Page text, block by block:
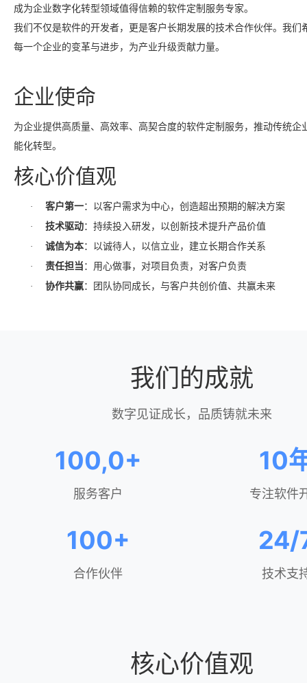
成为企业数字化转型领域值得信赖的软件定制服务专家。
我们不仅是软件的开发者，更是客户长期发展的技术合作伙伴。我们
每一个企业的变革与进步，为产业升级贡献力量。
企业使命
为企业提供高质量、高效率、高契合度的软件定制服务，推动传统企
能化转型。
核心价值观
· 客户第一：以客户需求为中心，创造超出预期的解决方案
· 技术驱动：持续投入研发，以创新技术提升产品价值
· 诚信为本：以诚待人，以信立业，建立长期合作关系
· 责任担当 ：用心做事，对项目负责，对客户负责
· 协作共赢：团队协同成长，与客户共创价值、共赢未来
我们的成就
数字见证成长，品质铸就未来
100,0+
服务客户
10
专注软件
100+
合作伙伴
24/
技术支
核心价值观